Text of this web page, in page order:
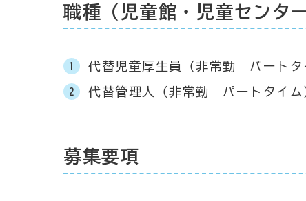
職種（児童館・児童センター
代替児童厚生員（非常勤 パートタ
代替管理人（非常勤 パートタイム
募集要項